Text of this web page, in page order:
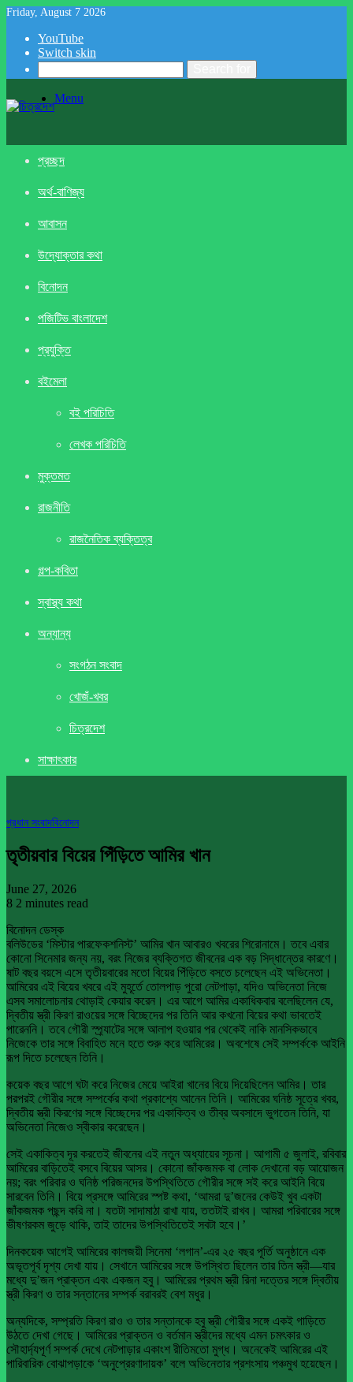
Friday, August 7 2026
YouTube
Switch skin
Menu
প্রচ্ছদ
অর্থ-বাণিজ্য
আবাসন
উদ্যোক্তার কথা
বিনোদন
পজিটিভ বাংলাদেশ
প্রযুক্তি
বইমেলা
বই পরিচিতি
লেখক পরিচিতি
মুক্তমত
রাজনীতি
রাজনৈতিক ব্যক্তিত্ব
গল্প-কবিতা
স্বাস্থ্য কথা
অন্যান্য
সংগঠন সংবাদ
খােজঁ-খবর
চিত্রদেশ
সাক্ষাৎকার
প্রধান সংবাদবিনোদন
তৃতীয়বার বিয়ের পিঁড়িতে আমির খান
June 27, 2026
8 2 minutes read
বিনোদন ডেস্ক
বলিউডের ‘মিস্টার পারফেকশনিস্ট’ আমির খান আবারও খবরের শিরোনামে। তবে এবার
কোনো সিনেমার জন্য নয়, বরং নিজের ব্যক্তিগত জীবনের এক বড় সিদ্ধান্তের কারণে।
ষাট বছর বয়সে এসে তৃতীয়বারের মতো বিয়ের পিঁড়িতে বসতে চলেছেন এই অভিনেতা।
আমিরের এই বিয়ের খবরে এই মুহূর্তে তোলপাড় পুরো নেটপাড়া, যদিও অভিনেতা নিজে
এসব সমালোচনার থোড়াই কেয়ার করেন। এর আগে আমির একাধিকবার বলেছিলেন যে,
দ্বিতীয় স্ত্রী কিরণ রাওয়ের সঙ্গে বিচ্ছেদের পর তিনি আর কখনো বিয়ের কথা ভাবতেই
পারেননি। তবে গৌরী স্প্র্যাটের সঙ্গে আলাপ হওয়ার পর থেকেই নাকি মানসিকভাবে
নিজেকে তার সঙ্গে বিবাহিত মনে হতে শুরু করে আমিরের। অবশেষে সেই সম্পর্ককে আইনি
রূপ দিতে চলেছেন তিনি।
কয়েক বছর আগে ঘটা করে নিজের মেয়ে আইরা খানের বিয়ে দিয়েছিলেন আমির। তার
পরপরই গৌরীর সঙ্গে সম্পর্কের কথা প্রকাশ্যে আনেন তিনি। আমিরের ঘনিষ্ঠ সূত্রে খবর,
দ্বিতীয় স্ত্রী কিরণের সঙ্গে বিচ্ছেদের পর একাকিত্ব ও তীব্র অবসাদে ভুগতেন তিনি, যা
অভিনেতা নিজেও স্বীকার করেছেন।
সেই একাকিত্ব দূর করতেই জীবনের এই নতুন অধ্যায়ের সূচনা। আগামী ৫ জুলাই, রবিবার
আমিরের বাড়িতেই বসবে বিয়ের আসর। কোনো জাঁকজমক বা লোক দেখানো বড় আয়োজন
নয়; বরং পরিবার ও ঘনিষ্ঠ পরিজনদের উপস্থিতিতে গৌরীর সঙ্গে সই করে আইনি বিয়ে
সারবেন তিনি। বিয়ে প্রসঙ্গে আমিরের স্পষ্ট কথা, ‘আমরা দু’জনের কেউই খুব একটা
জাঁকজমক পছন্দ করি না। যতটা সাদামাঠা রাখা যায়, ততটাই রাখব। আমরা পরিবারের সঙ্গে
ভীষণরকম জুড়ে থাকি, তাই তাদের উপস্থিতিতেই সবটা হবে।’
দিনকয়েক আগেই আমিরের কালজয়ী সিনেমা ‘লগান’-এর ২৫ বছর পূর্তি অনুষ্ঠানে এক
অভূতপূর্ব দৃশ্য দেখা যায়। সেখানে আমিরের সঙ্গে উপস্থিত ছিলেন তার তিন স্ত্রী—যার
মধ্যে দু’জন প্রাক্তন এবং একজন হবু। আমিরের প্রথম স্ত্রী রিনা দত্তের সঙ্গে দ্বিতীয়
স্ত্রী কিরণ ও তার সন্তানের সম্পর্ক বরাবরই বেশ মধুর।
অন্যদিকে, সম্প্রতি কিরণ রাও ও তার সন্তানকে হবু স্ত্রী গৌরীর সঙ্গে একই গাড়িতে
উঠতে দেখা গেছে। আমিরের প্রাক্তন ও বর্তমান স্ত্রীদের মধ্যে এমন চমৎকার ও
সৌহার্দ্যপূর্ণ সম্পর্ক দেখে নেটপাড়ার একাংশ রীতিমতো মুগ্ধ। অনেকেই আমিরের এই
পারিবারিক বোঝাপড়াকে ‘অনুপ্রেরণাদায়ক’ বলে অভিনেতার প্রশংসায় পঞ্চমুখ হয়েছেন।